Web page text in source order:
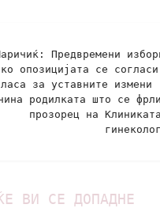
Предвремени
опозицијата се
за уставните измени
родилката што се
прозорец на
ВИ СЕ ДОПАДНЕ